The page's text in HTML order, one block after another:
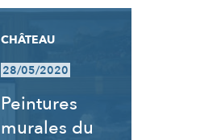
CHÂTEAU
28/05/2020
Peintures
murales du